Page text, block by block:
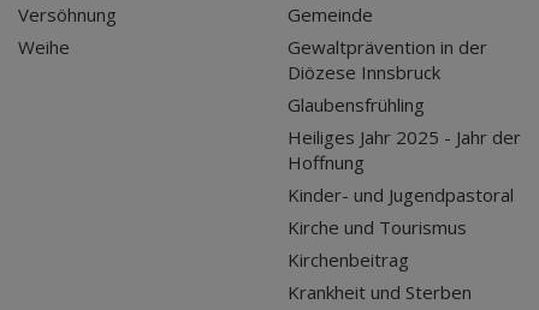
Versöhnung
Weihe
Gemeinde
Gewaltprävention in der
Diözese Innsbruck
Glaubensfrühling
Heiliges Jahr 2025 - Jahr der
Hoffnung
Kinder- und Jugendpastoral
Kirche und Tourismus
Kirchenbeitrag
Krankheit und Sterben